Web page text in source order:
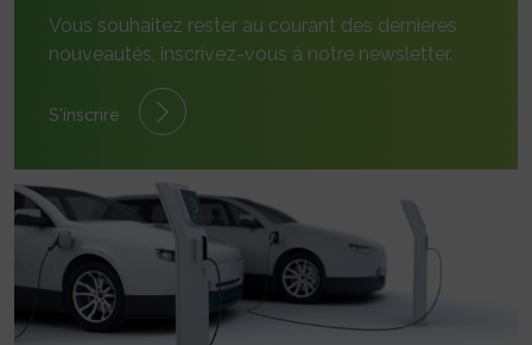
Vous souhaitez rester au courant des dernières
nouveautés, inscrivez-vous à notre newsletter.
S'inscrire